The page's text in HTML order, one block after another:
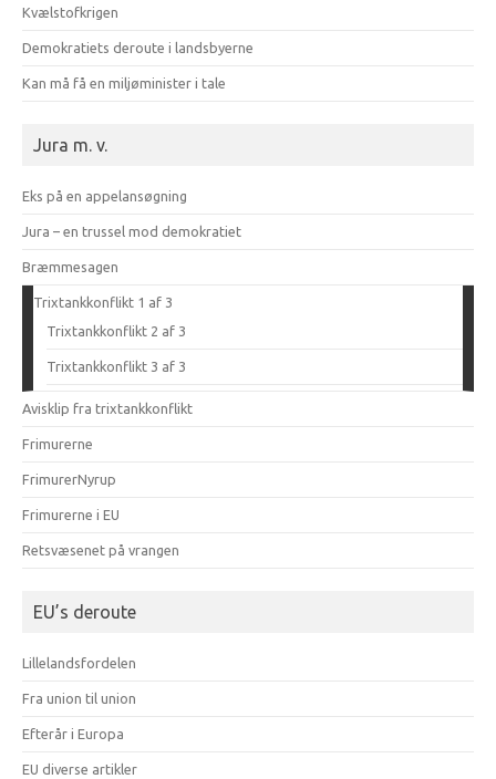
Kvælstofkrigen
Demokratiets deroute i landsbyerne
Kan må få en miljøminister i tale
Jura m. v.
Eks på en appelansøgning
Jura – en trussel mod demokratiet
Bræmmesagen
Trixtankkonflikt 1 af 3
Trixtankkonflikt 2 af 3
Trixtankkonflikt 3 af 3
Avisklip fra trixtankkonflikt
Frimurerne
FrimurerNyrup
Frimurerne i EU
Retsvæsenet på vrangen
EU’s deroute
Lillelandsfordelen
Fra union til union
Efterår i Europa
EU diverse artikler